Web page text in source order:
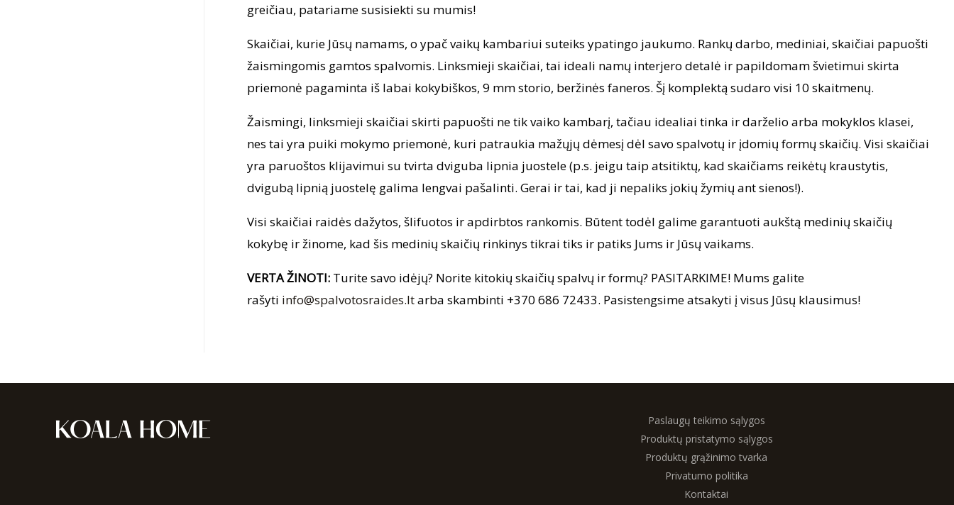
greičiau, patariame susisiekti su mumis!
Skaičiai, kurie Jūsų namams, o ypač vaikų kambariui suteiks ypatingo jaukumo. Rankų darbo, mediniai, skaičiai papuošti
žaismingomis gamtos spalvomis. Linksmieji skaičiai, tai ideali namų interjero detalė ir papildomam švietimui skirta
priemonė pagaminta iš labai kokybiškos, 9 mm storio, beržinės faneros. Šį komplektą sudaro visi 10 skaitmenų.
Žaismingi, linksmieji skaičiai skirti papuošti ne tik vaiko kambarį, tačiau idealiai tinka ir darželio arba mokyklos klasei,
nes tai yra puiki mokymo priemonė, kuri patraukia mažųjų dėmesį dėl savo spalvotų ir įdomių formų skaičių. Visi skaičiai
yra paruoštos klijavimui su tvirta dviguba lipnia juostele (p.s. jeigu taip atsitiktų, kad skaičiams reikėtų kraustytis,
dvigubą lipnią juostelę galima lengvai pašalinti. Gerai ir tai, kad ji nepaliks jokių žymių ant sienos!).
Visi skaičiai raidės dažytos, šlifuotos ir apdirbtos rankomis. Būtent todėl galime garantuoti aukštą medinių skaičių
kokybę ir žinome, kad šis medinių skaičių rinkinys tikrai tiks ir patiks Jums ir Jūsų vaikams.
VERTA ŽINOTI: Turite savo idėjų? Norite kitokių skaičių spalvų ir formų? PASITARKIME! Mums galite
rašyti info@spalvotosraides.ltarba skambinti +370 686 72433. Pasistengsime atsakyti į visus Jūsų klausimus!
Paslaugų teikimo sąlygos
Produktų pristatymo sąlygos
Produktų grąžinimo tvarka
Privatumo politika
Kontaktai